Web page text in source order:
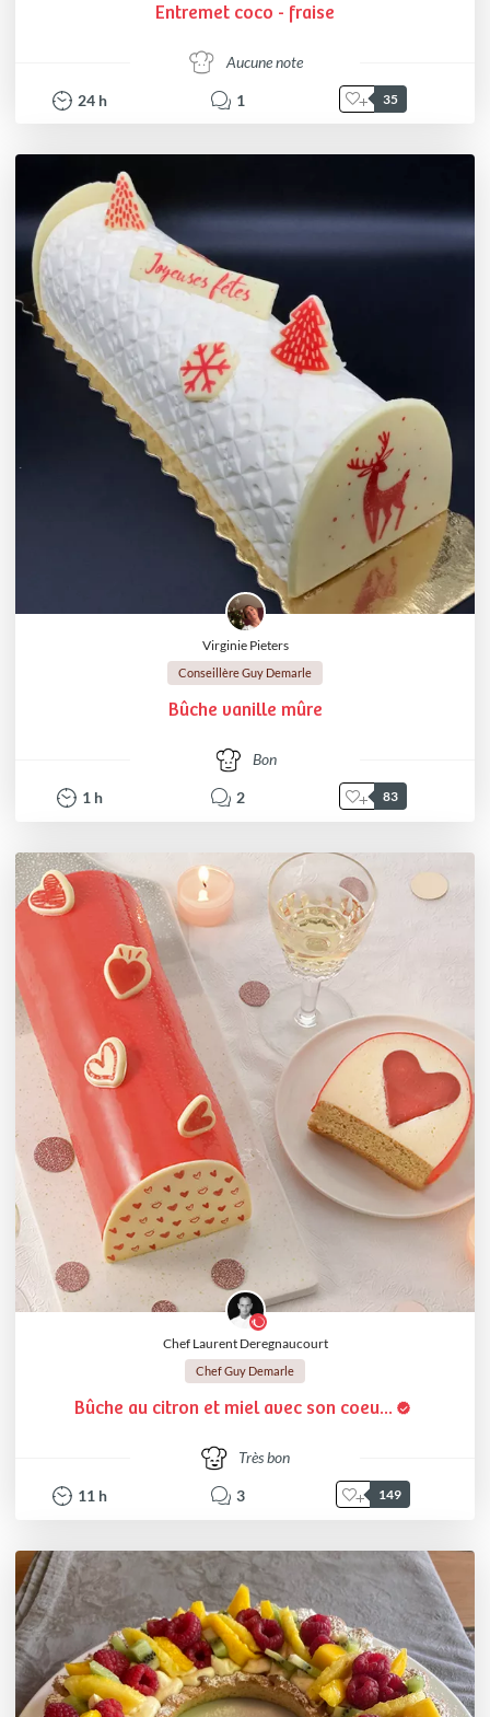
Entremet coco - fraise
Aucune note
24 h 1 35
Virginie Pieters
Conseillère Guy Demarle
Bûche vanille mûre
Bon
1 h 2 83
Chef Laurent Deregnaucourt
Chef Guy Demarle
Bûche au citron et miel avec son coeu...
Très bon
11 h 3 149